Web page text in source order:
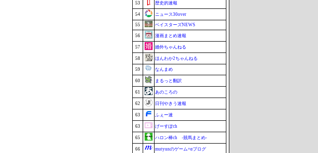
53
歴史的速報
54 ニュース30over
55 ベイスターズNEWS
56 漫画まとめ速報
57 婚外ちゃんねる
58 ほんわか2ちゃんねる
59 なんまめ
60 まるっと翻訳
61 あのころの
62 日刊やきう速報
63 ふぇー速
63 げーすぽch
65 ハロン棒ch -競馬まとめ-
66 mutyunのゲーム+αブログ